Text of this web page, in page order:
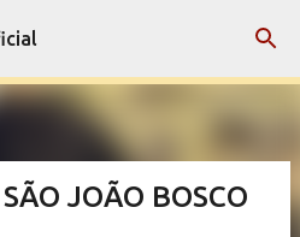
principal
JOÃO BOSCO